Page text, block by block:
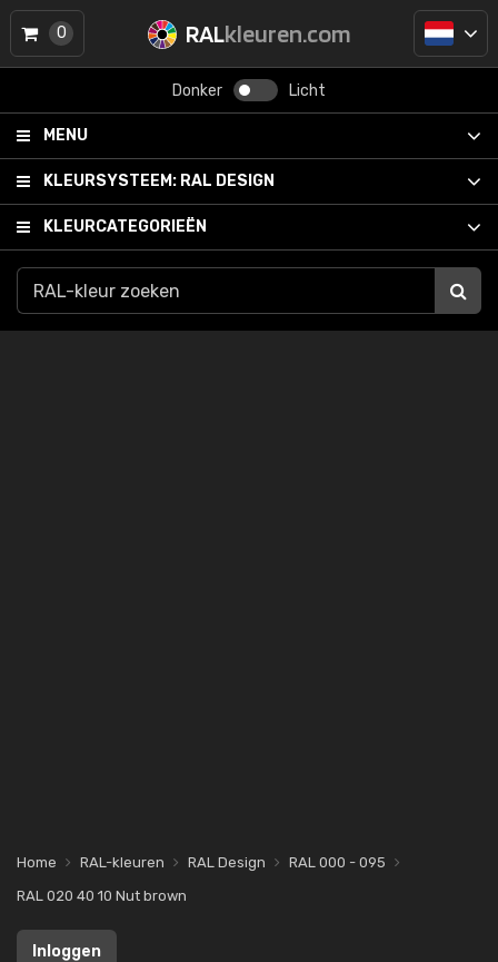
RALkleuren.com
Donker Licht
MENU
KLEURSYSTEEM: RAL DESIGN
KLEURCATEGORIEËN
0
Home RAL-kleuren RAL Design
RAL 000 - 095
RAL 020 40 10 Nut brown
Inloggen